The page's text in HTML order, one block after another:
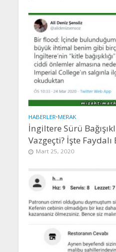
HABERLER•MERAK
İngiltere Sürü
Vazgeçti? İşte
Mart 25, 2020